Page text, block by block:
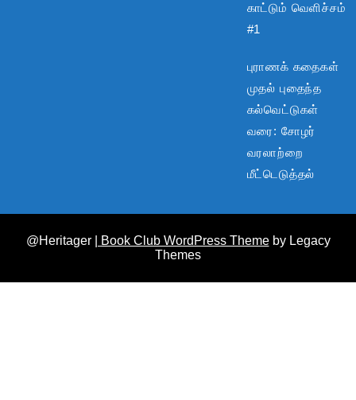
காட்டும் வெளிச்சம்
#1
புராணக் கதைகள்
முதல் புதைந்த
கல்வெட்டுகள்
வரை: சோழர்
வரலாற்றை
மீட்டெடுத்தல்
@Heritager | Book Club WordPress Themeby Legacy
Themes